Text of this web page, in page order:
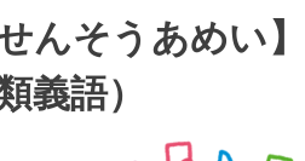
んそうあめい
義語）